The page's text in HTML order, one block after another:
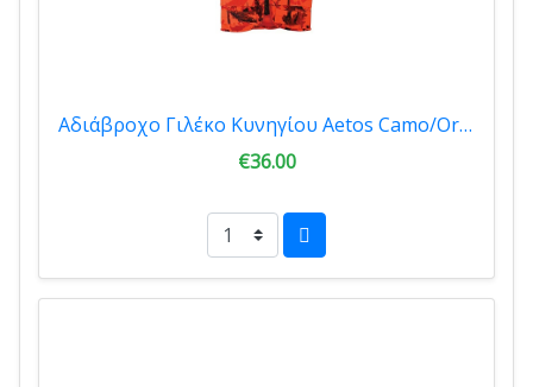
Αδιάβροχο Γιλέκο Κυνηγίου Aetos Camo/Orange A29
€36.00